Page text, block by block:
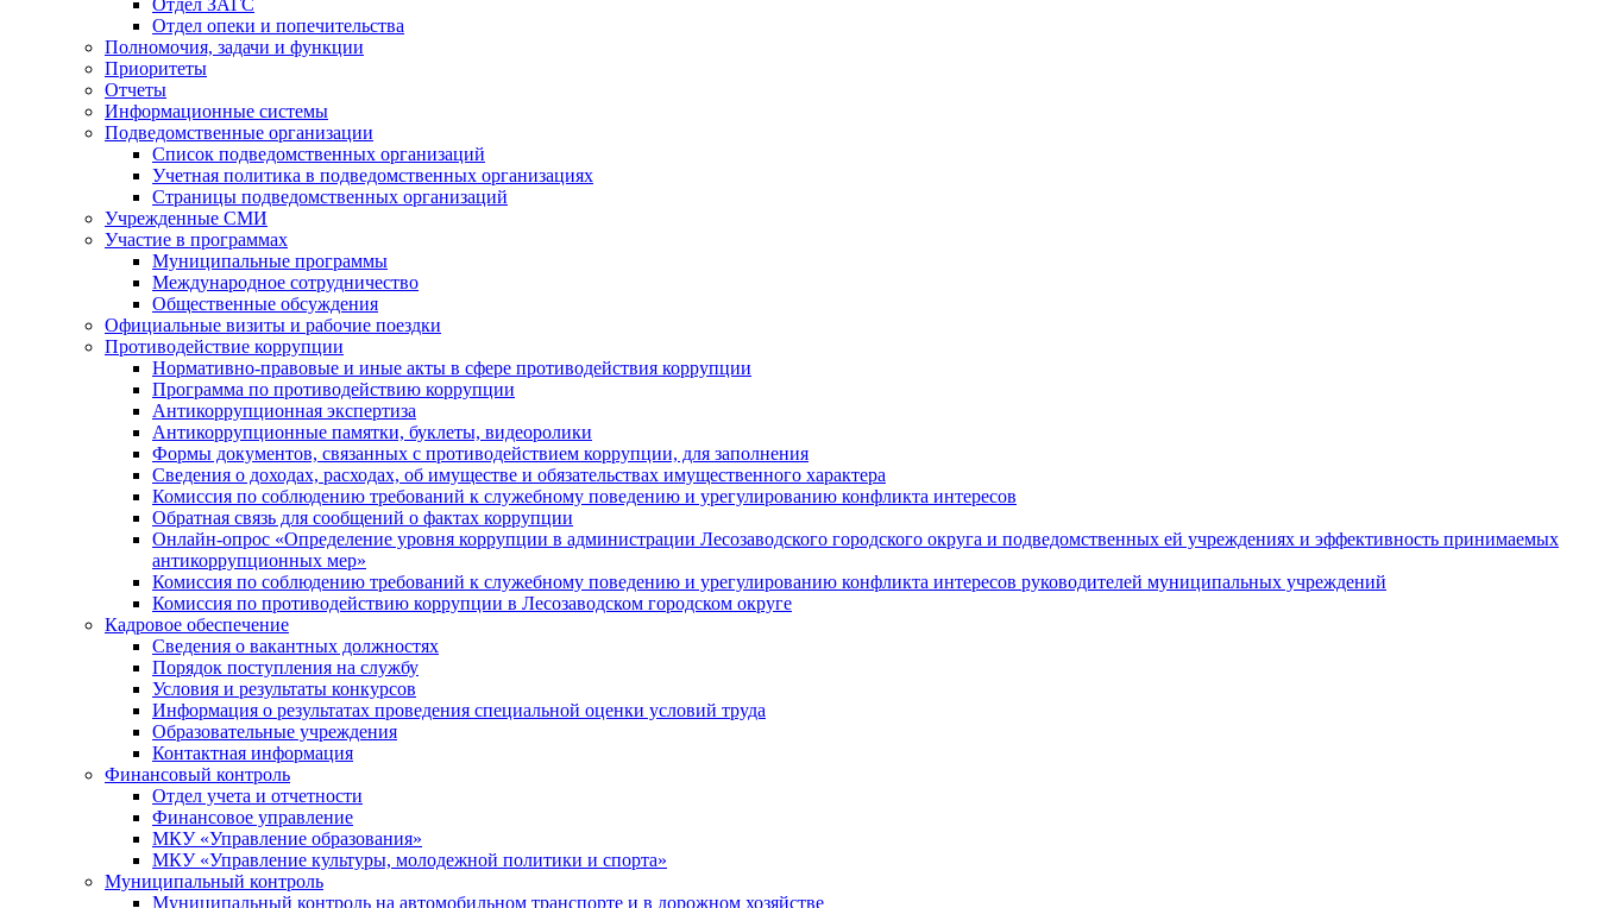
Отдел ЗАГС
Отдел опеки и попечительства
Полномочия, задачи и функции
Приоритеты
Отчеты
Информационные системы
Подведомственные организации
Список подведомственных организаций
Учетная политика в подведомственных организациях
Страницы подведомственных организаций
Учрежденные СМИ
Участие в программах
Муниципальные программы
Международное сотрудничество
Общественные обсуждения
Официальные визиты и рабочие поездки
Противодействие коррупции
Нормативно-правовые и иные акты в сфере противодействия коррупции
Программа по противодействию коррупции
Антикоррупционная экспертиза
Антикоррупционные памятки, буклеты, видеоролики
Формы документов, связанных с противодействием коррупции, для заполнения
Сведения о доходах, расходах, об имуществе и обязательствах имущественного характера
Комиссия по соблюдению требований к служебному поведению и урегулированию конфликта интересов
Обратная связь для сообщений о фактах коррупции
Онлайн-опрос «Определение уровня коррупции в администрации Лесозаводского городского округа и подведомственных ей учреждениях и эффективность принимаемых
антикоррупционных мер»
Комиссия по соблюдению требований к служебному поведению и урегулированию конфликта интересов руководителей муниципальных учреждений
Комиссия по противодействию коррупции в Лесозаводском городском округе
Кадровое обеспечение
Сведения о вакантных должностях
Порядок поступления на службу
Условия и результаты конкурсов
Информация о результатах проведения специальной оценки условий труда
Образовательные учреждения
Контактная информация
Финансовый контроль
Отдел учета и отчетности
Финансовое управление
МКУ «Управление образования»
МКУ «Управление культуры, молодежной политики и спорта»
Муниципальный контроль
Муниципальный контроль на автомобильном транспорте и в дорожном хозяйстве